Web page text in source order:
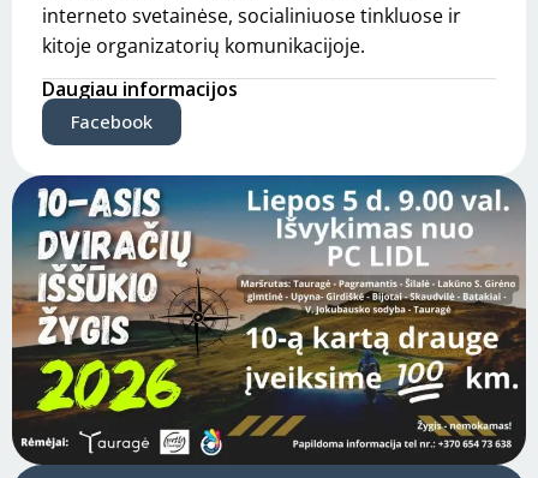
interneto svetainėse, socialiniuose tinkluose ir
kitoje organizatorių komunikacijoje.
Daugiau informacijos
Facebook